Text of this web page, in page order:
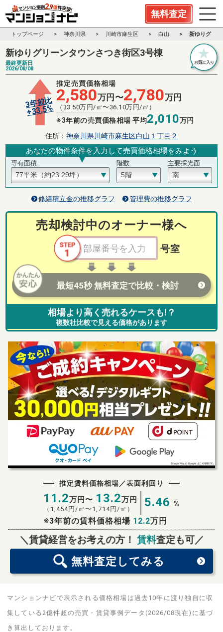
無料査定
トップページ 神奈川県 川崎市麻生区 白山 新ゆりグリ
新ゆりグリーンタウンさつき街区3号棟
最終更新日
2026/08/08
3年前比
+33.5%
推定売買価格相場
2,580万円〜2,780万円
（ 33.50万円/㎡〜 36.10万円/㎡）
※3年前の売買価格相場 平均2,010万円
住所： 神奈川県川崎市麻生区白山１丁目２
あなたの物件条件を入力して売買価格相場をみよう
専有面積 階数 主要採光面
修繕積立金の推移グラフ 管理費の推移グラフ
売却検討中のオーナー様へ
号室
最短45秒 無料査定で比較・検討
相場より高く売れるケースも!？
複数社比較で見える価格があります
推定賃料価格相場／表面利回り
11.2万円〜 13.2万円
（ 1,454円/㎡〜 1,714円/㎡） 5.46 %
※3年前の賃料価格相場 12.2万円
＼賃貸経営をお考えの方！ 賃料査定も可／
無料査定 してみる
無料査定スタート！
マンションナビで表示される価格相場は過去10年に渡り独自に収
集している2億件超の売買・賃貸事例データ(2026/08現在)に基づ
き算出しております。